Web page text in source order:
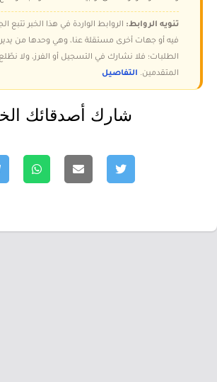
تنويه الروابط: الروابط الواردة في هذا الخبر تتبع
فيه أو جهات أخرى مستقلة عنا، وهي وحدها من
الطلبات؛ فلا نشارك في التسجيل أو الفرز، ولا
المتقدمين. التفاصيل
شارك أصدقائك